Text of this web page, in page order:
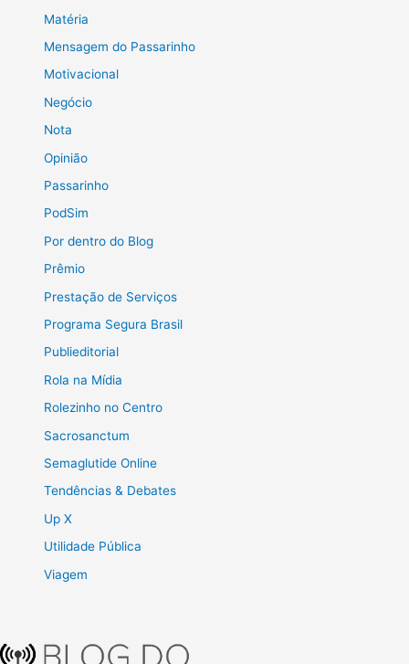
Matéria
Mensagem do Passarinho
Motivacional
Negócio
Nota
Opinião
Passarinho
PodSim
Por dentro do Blog
Prêmio
Prestação de Serviços
Programa Segura Brasil
Publieditorial
Rola na Mídia
Rolezinho no Centro
Sacrosanctum
Semaglutide Online
Tendências & Debates
Up X
Utilidade Pública
Viagem